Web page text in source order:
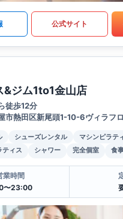
公式サイト
&ジム1to1金山店
徒歩12分
市熱田区新尾頭1-10-6ヴィラフ
シューズレンタル
マシンピラテ
ティス
シャワー 完全個室 食
業時間
〜23:00